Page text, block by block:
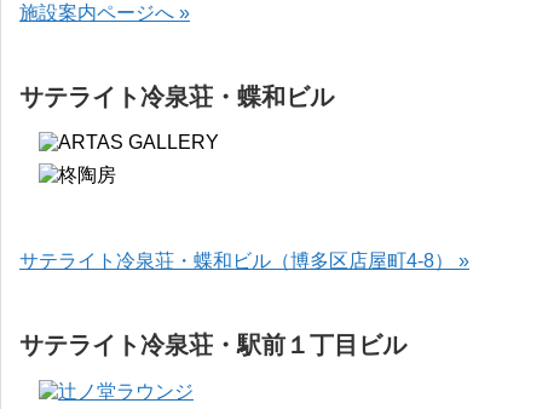
施設案内ページへ »
サテライト冷泉荘・蝶和ビル
サテライト冷泉荘・蝶和ビル（博多区店屋町4-8） »
サテライト冷泉荘・駅前１丁目ビル